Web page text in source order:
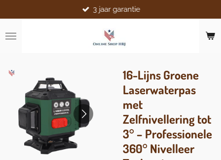
direct
naar
de
3 jaar garantie
16-Lijns Groene
Laserwaterpas
met
Zelfnivellering tot
3° – Professionele
360° Nivelleer